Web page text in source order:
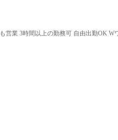
業 3時間以上の勤務可 自由出勤OK W